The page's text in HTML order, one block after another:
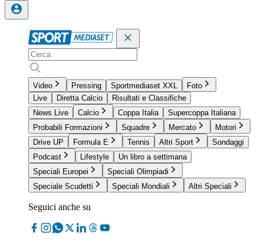
Video Pressing Sportmediaset XXL
Foto
Live
Diretta Calcio
Risultati e Classifiche
News Live
Calcio Coppa Italia
Supercoppa Italiana
Probabili Formazioni
Squadre Mercato
Motori
Drive UP
Formula E Tennis Altri Sport
Sondaggi
Podcast
Lifestyle
Un libro a settimana
Speciali Europei
Speciali Olimpiadi
Speciale Scudetti
Speciali Mondiali Altri Speciali
Seguici anche su